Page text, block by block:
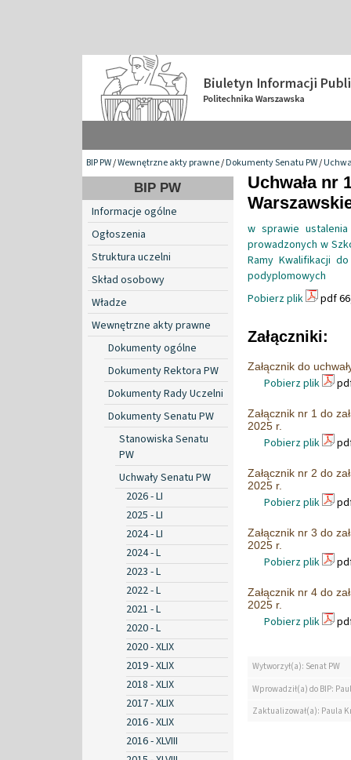
BIP PW/Wewnętrzne akty prawne/Dokumenty Senatu PW/
BIP PW
Informacje ogólne
Ogłoszenia
Struktura uczelni
Skład osobowy
Władze
Wewnętrzne akty prawne
Dokumenty ogólne
Dokumenty Rektora PW
Dokumenty Rady Uczelni
Dokumenty Senatu PW
Stanowiska Senatu
PW
Uchwały Senatu PW
2026 - LI
2025 - LI
2024 - LI
2024 - L
2023 - L
2022 - L
2021 - L
2020 - L
2020 - XLIX
2019 - XLIX
2018 - XLIX
2017 - XLIX
2016 - XLIX
2016 - XLVIII
Uchwała nr
w sprawie
prowadzonych w
Ramy Kwalifikacji
podyplomowych
Pobierz plik
pdf
Załączniki:
Załącznik do
Pobierz plik
Załącznik nr 1 do
2025 r.
Pobierz plik
Załącznik nr 2 do
2025 r.
Pobierz plik
Załącznik nr 3 do
2025 r.
Pobierz plik
Załącznik nr 4 do
2025 r.
Pobierz plik
Wytworzył(a): Senat PW
Wprowadził(a) do BIP:
Zaktualizował(a): Paula